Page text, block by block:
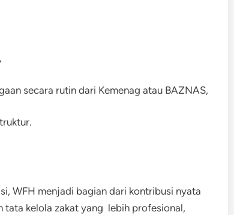
secara rutin dari Kemenag atau BAZNAS,
WFH menjadi bagian dari kontribusi nyata
tata kelola zakat yang lebih profesional,